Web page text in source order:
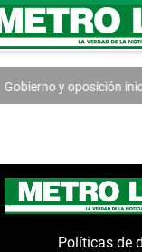
Gobierno y oposición
Políticas de